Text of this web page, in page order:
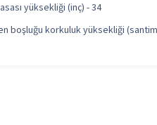
yüksekliği (inç) - 34
boşluğu korkuluk yüksekliği